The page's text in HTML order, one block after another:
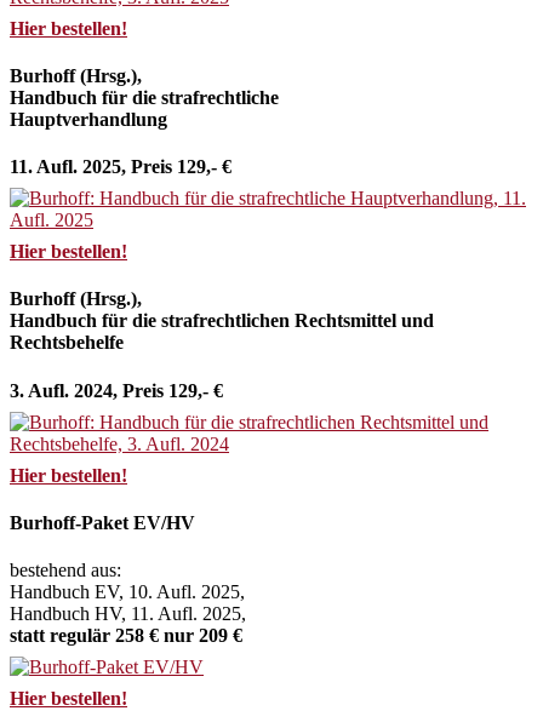
Hier bestellen!
Burhoff (Hrsg.),
Handbuch für die strafrechtliche
Hauptverhandlung
11. Aufl. 2025, Preis 129,- €
Hier bestellen!
Burhoff (Hrsg.),
Handbuch für die strafrechtlichen Rechtsmittel und
Rechtsbehelfe
3. Aufl. 2024, Preis 129,- €
Hier bestellen!
Burhoff-Paket EV/HV
bestehend aus:
Handbuch EV, 10. Aufl. 2025,
Handbuch HV, 11. Aufl. 2025,
statt regulär 258 € nur 209 €
Hier bestellen!